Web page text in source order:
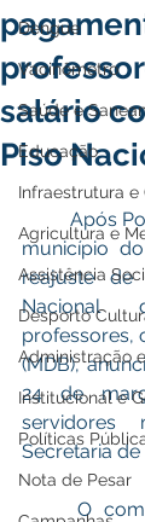
Dengue
Vacinômetro
Saúde e
Educação
Infraestrutura e
Agricultura e
Assistência
Desporto
Administração
Institucional e
Políticas
Nota de Pesar
salário
Piso
	Após Porto Walter ser o primeiro
município
reajuste de
Nacional
professores,
(MDB),
24 de
servidores
Secretaria de
	O compromisso assumido de